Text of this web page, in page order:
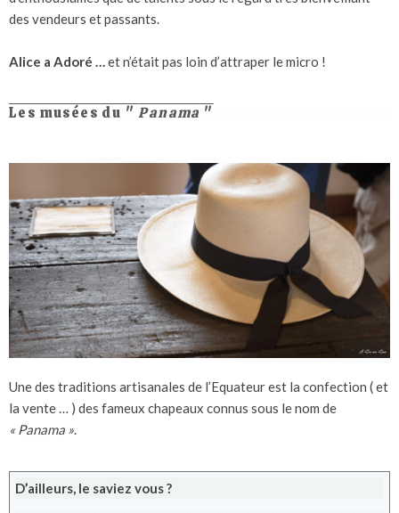
des vendeurs et passants.
Alice a Adoré …et n’était pas loin d’attraper le micro !
Les musées du "Panama "
Une des traditions artisanales de l’Equateur est la confection ( et
la vente … ) des fameux chapeaux connus sous le nom de
« Panama ».
D’ailleurs, le saviez vous ?